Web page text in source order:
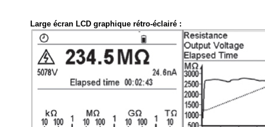
Large écran LCD graphique rétro-éclairé :